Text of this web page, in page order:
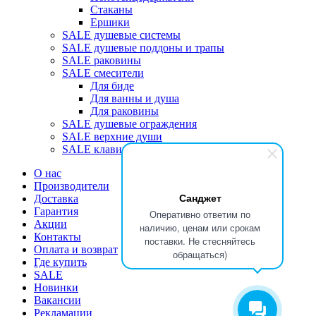
Санджет
Оперативно ответим по
наличию, ценам или срокам
поставки. Не стесняйтесь
обращаться)
Стаканы
Ершики
SALE душевые системы
SALE душевые поддоны и трапы
SALE раковины
SALE смесители
Для биде
Для ванны и душа
Для раковины
SALE душевые ограждения
SALE верхние души
SALE клавиши
О нас
Производители
Доставка
Гарантия
Акции
Контакты
Оплата и возврат
Где купить
SALE
Новинки
Вакансии
Рекламации